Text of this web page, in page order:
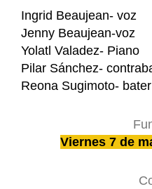
Ingrid Beaujean- voz
Jenny Beaujean-voz
Yolatl Valadez- Piano
Pilar Sánchez-
Reona Sugimoto-
Viernes 7 de